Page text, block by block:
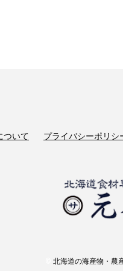
ついて プライバシーポリシ
北海道の海産物・農